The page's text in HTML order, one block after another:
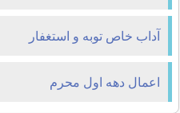
آداب خاص توبه و استغفار
اعمال دهه اول محرم